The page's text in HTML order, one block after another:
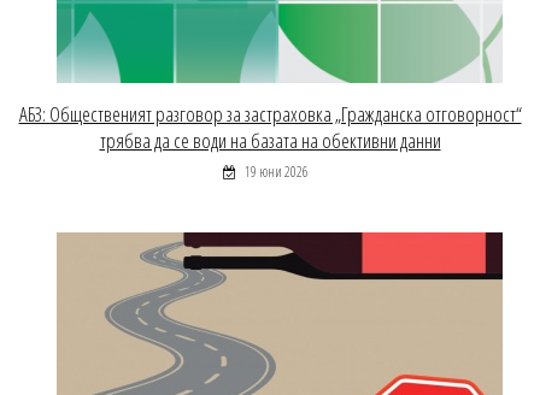
АБЗ: Общественият разговор за застраховка „Гражданска отговорност“
трябва да се води на базата на обективни данни
19 юни 2026